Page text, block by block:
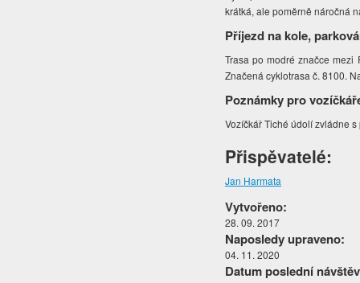
krátká, ale poměrně náročná
Příjezd na kole,
Trasa po modré značce
Značená cyklotrasa č. 8100.
Poznámky pro
Vozíčkář Tiché údolí zvládne
Přispěvatelé:
Jan Harmata
Vytvořeno:
28. 09. 2017
Naposledy upraveno:
04. 11. 2020
Datum poslední